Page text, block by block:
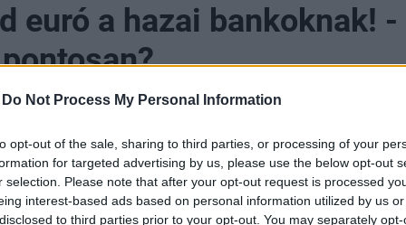
Do Not Process My Personal Information
opt-out of the sale, sharing to third parties, or processing of your
for targeted advertising by us, please use the below opt-out
selection. Please note that after your opt-out request is processed
interest-based ads based on personal information utilized by us
to third parties prior to your opt-out. You may separately
euró a hazai bankoknak!
bejelentése szerint egy szokatlan eszközzel
a hazai pénzintézeteknek. A hat hónapos